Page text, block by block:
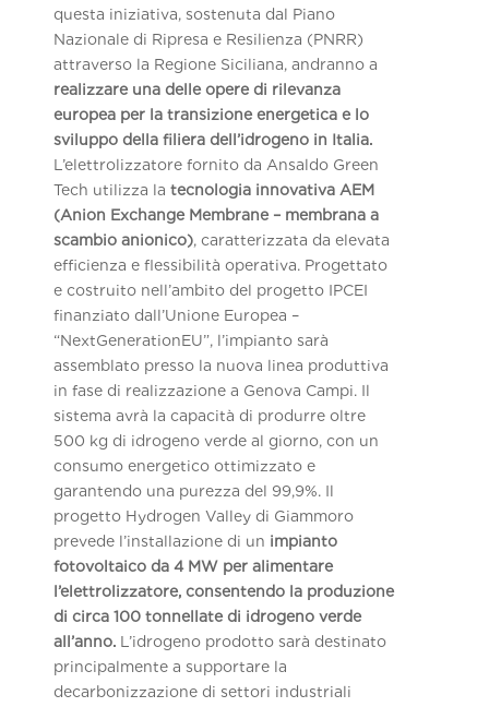
questa iniziativa, sostenuta dal Piano
Nazionale di Ripresa e Resilienza (PNRR)
attraverso la Regione Siciliana, andranno a
realizzare una delle opere di rilevanza
europea per la transizione energetica e lo
sviluppo della filiera dell’idrogeno in Italia.
L’elettrolizzatore fornito da Ansaldo Green
Tech utilizza latecnologia innovativa AEM
(Anion Exchange Membrane – membrana a
scambio anionico), caratterizzata da elevata
efficienza e flessibilità operativa. Progettato
e costruito nell’ambito del progetto IPCEI
finanziato dall’Unione Europea –
“NextGenerationEU”, l’impianto sarà
assemblato presso la nuova linea produttiva
in fase di realizzazione a Genova Campi. Il
sistema avrà la capacità di produrre oltre
500 kg di idrogeno verde al giorno, con un
consumo energetico ottimizzato e
garantendo una purezza del 99,9%. Il
progetto Hydrogen Valley di Giammoro
prevede l’installazione di un impianto
fotovoltaico da 4 MW per alimentare
l’elettrolizzatore, consentendo la produzione
di circa 100 tonnellate di idrogeno verde
all’anno. L’idrogeno prodotto sarà destinato
principalmente a supportare la
decarbonizzazione di settori industriali